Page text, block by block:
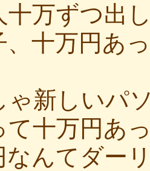
十万ずつ出
、十万円あ
ゃ新しいパ
て十万円あ
なんてダー